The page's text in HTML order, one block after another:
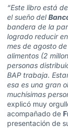
“Este libro está
el sueño del
bandera de la
logrado reducir
mes de agosto
alimentos (2
personas
BAP trabaja.
esa es una gran
muchísimas
explicó muy
acompañado de
presentación de